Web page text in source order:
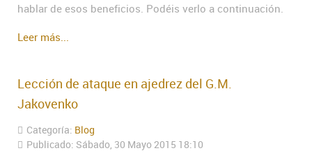
hablar de esos beneficios. Podéis verlo a continuación.
Leer más...
Lección de ataque en ajedrez del G.M.
Jakovenko
Categoría: Blog
Publicado: Sábado, 30 Mayo 2015 18:10